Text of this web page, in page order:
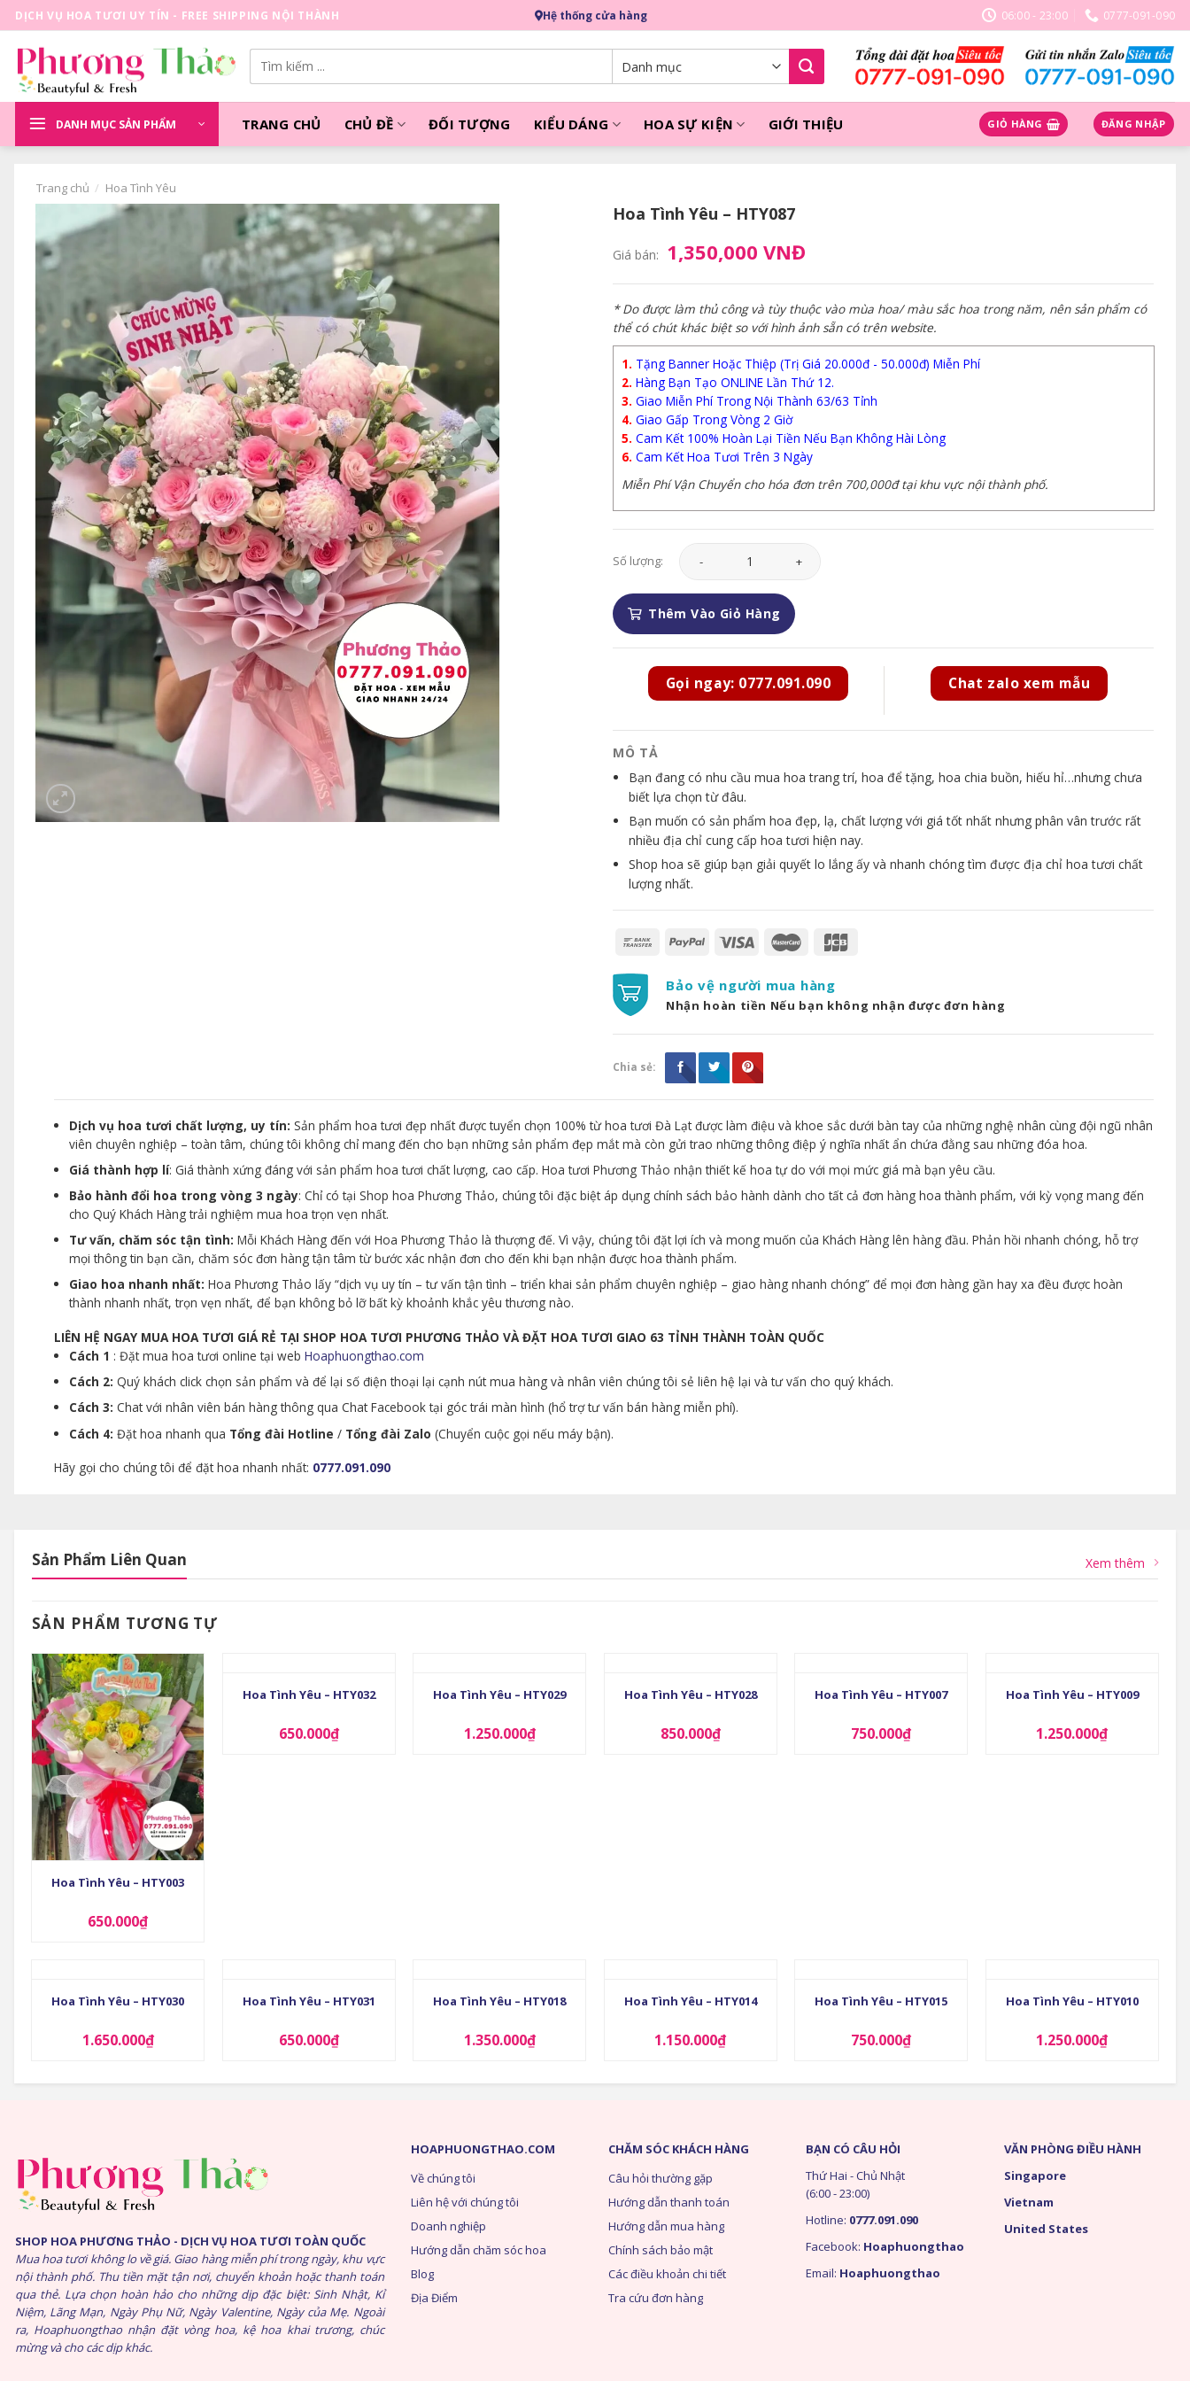
Skip
to
content
DỊCH VỤ HOA TƯƠI UY TÍN - FREE SHIPPING NỘI THÀNH Hệ thống cửa hàng 06:00 - 23:00 0777-091-090
kiếm:
DANH MỤC SẢN PHẨM TRANG CHỦ CHỦ ĐỀ ĐỐI TƯỢNG KIỂU DÁNG HOA SỰ KIỆN GIỚI THIỆU GIỎ HÀNG ĐĂNG NHẬP
Trang chủ / Hoa Tình Yêu
Hoa Tình Yêu – HTY087
Giá bán: 1,350,000 VNĐ
* Do được làm thủ công và tùy thuộc vào mùa hoa/ màu sắc hoa trong năm, nên sản phẩm có
thể có chút khác biệt so với hình ảnh sẵn có trên website.
1. Tặng Banner Hoặc Thiệp (Trị Giá 20.000đ - 50.000đ) Miễn Phí
2. Hàng Bạn Tạo ONLINE Lần Thứ 12.
3. Giao Miễn Phí Trong Nội Thành 63/63 Tỉnh
4. Giao Gấp Trong Vòng 2 Giờ
5. Cam Kết 100% Hoàn Lại Tiền Nếu Bạn Không Hài Lòng
6. Cam Kết Hoa Tươi Trên 3 Ngày
Miễn Phí Vận Chuyển cho hóa đơn trên 700,000đ tại khu vực nội thành phố.
Số lượng:
Hoa Tình Yêu - HTY087 số lượng
Thêm Vào Giỏ Hàng
Gọi ngay: 0777.091.090 Chat zalo xem mẫu
MÔ TẢ
Bạn đang có nhu cầu mua hoa trang trí, hoa để tặng, hoa chia buồn, hiếu hỉ…nhưng chưa
biết lựa chọn từ đâu.
Bạn muốn có sản phẩm hoa đẹp, lạ, chất lượng với giá tốt nhất nhưng phân vân trước rất
nhiều địa chỉ cung cấp hoa tươi hiện nay.
Shop hoa sẽ giúp bạn giải quyết lo lắng ấy và nhanh chóng tìm được địa chỉ hoa tươi chất
lượng nhất.
Bảo vệ người mua hàng
Nhận hoàn tiền Nếu bạn không nhận được đơn hàng
Chia sẻ:
Dịch vụ hoa tươi chất lượng, uy tín: Sản phẩm hoa tươi đẹp nhất được tuyển chọn 100% từ hoa tươi Đà Lạt được làm điệu và khoe sắc dưới bàn tay của những nghệ nhân cùng đội ngũ nhân
viên chuyên nghiệp – toàn tâm, chúng tôi không chỉ mang đến cho bạn những sản phẩm đẹp mắt mà còn gửi trao những thông điệp ý nghĩa nhất ẩn chứa đằng sau những đóa hoa.
Giá thành hợp lí: Giá thành xứng đáng với sản phẩm hoa tươi chất lượng, cao cấp. Hoa tươi Phương Thảo nhận thiết kế hoa tự do với mọi mức giá mà bạn yêu cầu.
Bảo hành đổi hoa trong vòng 3 ngày: Chỉ có tại Shop hoa Phương Thảo, chúng tôi đặc biệt áp dụng chính sách bảo hành dành cho tất cả đơn hàng hoa thành phẩm, với kỳ vọng mang đến
cho Quý Khách Hàng trải nghiệm mua hoa trọn vẹn nhất.
Tư vấn, chăm sóc tận tình: Mỗi Khách Hàng đến với Hoa Phương Thảo là thượng đế. Vì vậy, chúng tôi đặt lợi ích và mong muốn của Khách Hàng lên hàng đầu. Phản hồi nhanh chóng, hỗ trợ
mọi thông tin bạn cần, chăm sóc đơn hàng tận tâm từ bước xác nhận đơn cho đến khi bạn nhận được hoa thành phẩm.
Giao hoa nhanh nhất: Hoa Phương Thảo lấy “dịch vụ uy tín – tư vấn tận tình – triển khai sản phẩm chuyên nghiệp – giao hàng nhanh chóng” để mọi đơn hàng gần hay xa đều được hoàn
thành nhanh nhất, trọn vẹn nhất, để bạn không bỏ lỡ bất kỳ khoảnh khắc yêu thương nào.
LIÊN HỆ NGAY MUA HOA TƯƠI GIÁ RẺ TẠI SHOP HOA TƯƠI PHƯƠNG THẢO VÀ ĐẶT HOA TƯƠI GIAO 63 TỈNH THÀNH TOÀN QUỐC
Cách 1 : Đặt mua hoa tươi online tại webHoaphuongthao.com
Cách 2: Quý khách click chọn sản phẩm và để lại số điện thoại lại cạnh nút mua hàng và nhân viên chúng tôi sẻ liên hệ lại và tư vấn cho quý khách.
Cách 3: Chat với nhân viên bán hàng thông qua Chat Facebook tại góc trái màn hình (hổ trợ tư vấn bán hàng miễn phí).
Cách 4: Đặt hoa nhanh qua Tổng đài Hotline / Tổng đài Zalo (Chuyển cuộc gọi nếu máy bận).
Hãy gọi cho chúng tôi để đặt hoa nhanh nhất: 0777.091.090
Sản Phẩm Liên Quan Xem thêm
SẢN PHẨM TƯƠNG TỰ
Hoa Tình Yêu – HTY003
650.000₫
Hoa Tình Yêu – HTY032
650.000₫
Hoa Tình Yêu – HTY029
1.250.000₫
Hoa Tình Yêu – HTY028
850.000₫
Hoa Tình Yêu – HTY007
750.000₫
Hoa Tình Yêu – HTY009
1.250.000₫
Hoa Tình Yêu – HTY030
1.650.000₫
Hoa Tình Yêu – HTY031
650.000₫
Hoa Tình Yêu – HTY018
1.350.000₫
Hoa Tình Yêu – HTY014
1.150.000₫
Hoa Tình Yêu – HTY015
750.000₫
Hoa Tình Yêu – HTY010
1.250.000₫
SHOP HOA PHƯƠNG THẢO - DỊCH VỤ HOA TƯƠI TOÀN QUỐC
Mua hoa tươi không lo về giá. Giao hàng miễn phí trong ngày, khu vực
nội thành phố. Thu tiền mặt tận nơi, chuyển khoản hoặc thanh toán
qua thẻ. Lựa chọn hoàn hảo cho những dịp đặc biệt: Sinh Nhật, Kỉ
Niệm, Lãng Mạn, Ngày Phụ Nữ, Ngày Valentine, Ngày của Mẹ. Ngoài
ra, Hoaphuongthao nhận đặt vòng hoa, kệ hoa khai trương, chúc
mừng và cho các dịp khác.
HOAPHUONGTHAO.COM
Về chúng tôi
Liên hệ với chúng tôi
Doanh nghiệp
Hướng dẫn chăm sóc hoa
Blog
Địa Điểm
CHĂM SÓC KHÁCH HÀNG
Câu hỏi thường gặp
Hướng dẫn thanh toán
Hướng dẫn mua hàng
Chính sách bảo mật
Các điều khoản chi tiết
Tra cứu đơn hàng
BẠN CÓ CÂU HỎI
Thứ Hai - Chủ Nhật
(6:00 - 23:00)
Hotline: 0777.091.090
Facebook: Hoaphuongthao
Email: Hoaphuongthao
VĂN PHÒNG ĐIỀU HÀNH
Singapore
Vietnam
United States